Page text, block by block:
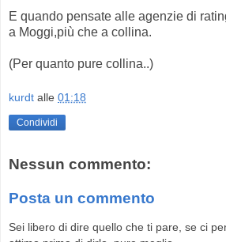
E quando pensate alle agenzie di
a Moggi,più che a collina.
(Per quanto pure collina..)
kurdt alle 01:18
Condividi
Nessun commento:
Posta un commento
Sei libero di dire quello che ti pare, se ci